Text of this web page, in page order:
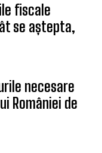
fiscale
se aștepta,
necesare
României de